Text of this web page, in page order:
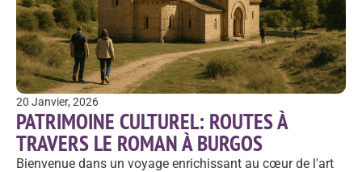
20 Janvier, 2026
PATRIMOINE CULTUREL: ROUTES À
TRAVERS LE ROMAN À BURGOS
Bienvenue dans un voyage enrichissant au cœur de l'art